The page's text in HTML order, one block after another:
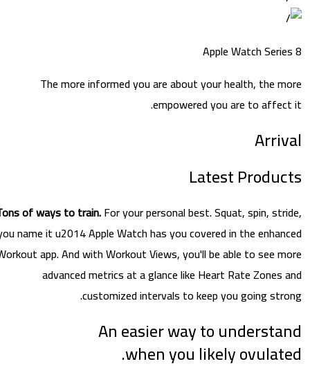
Apple Watch
The more informed you are about your health, the
empowered you are to
Latest
Tons of ways to train.For your personal best. Squat, spin,
you name it u2014 Apple Watch has you covered in the
Workout app. And with Workout Views, you'll be able to see
advanced metrics at a glance like Heart Rate
customized intervals to keep you going
An easier way to
when you likely